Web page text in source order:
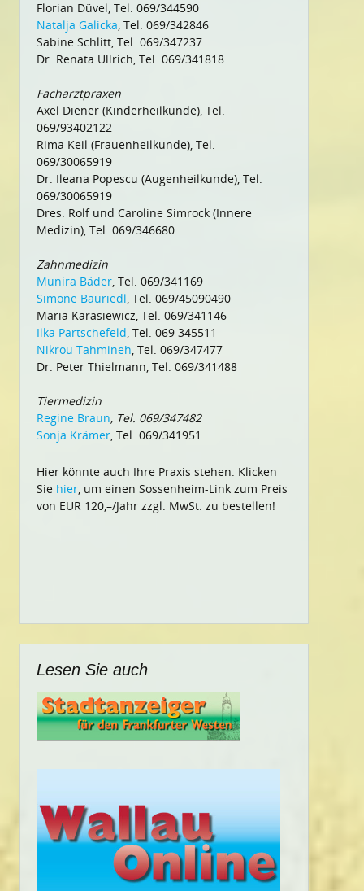
Florian Düvel, Tel. 069/344590
Natalja Galicka, Tel. 069/342846
Sabine Schlitt, Tel. 069/347237
Dr. Renata Ullrich, Tel. 069/341818
Facharztpraxen
Axel Diener (Kinderheilkunde), Tel.
069/93402122
Rima Keil (Frauenheilkunde), Tel.
069/30065919
Dr. Ileana Popescu (Augenheilkunde), Tel.
069/30065919
Dres. Rolf und Caroline Simrock (Innere
Medizin), Tel. 069/346680
Zahnmedizin
Munira Bäder, Tel. 069/341169
Simone Bauriedl, Tel. 069/45090490
Maria Karasiewicz, Tel. 069/341146
Ilka Partschefeld, Tel. 069 345511
Nikrou Tahmineh, Tel. 069/347477
Dr. Peter Thielmann, Tel. 069/341488
Tiermedizin
Regine Braun, Tel. 069/347482
Sonja Krämer, Tel. 069/341951
Hier könnte auch Ihre Praxis stehen. Klicken
Sie hier, um einen Sossenheim-Link zum Preis
von EUR 120,–/Jahr zzgl. MwSt. zu bestellen!
Lesen Sie auch